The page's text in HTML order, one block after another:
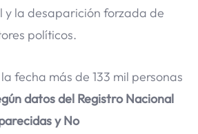
y la desaparición forzada de
políticos.
fecha más de 133 mil personas
datos del Registro Nacional
y No